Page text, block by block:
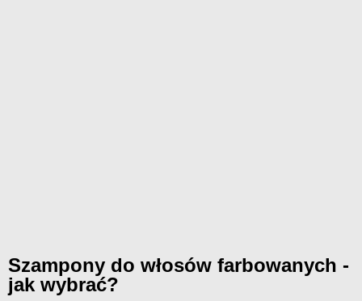
Szampony do włosów farbowanych -
jak wybrać?